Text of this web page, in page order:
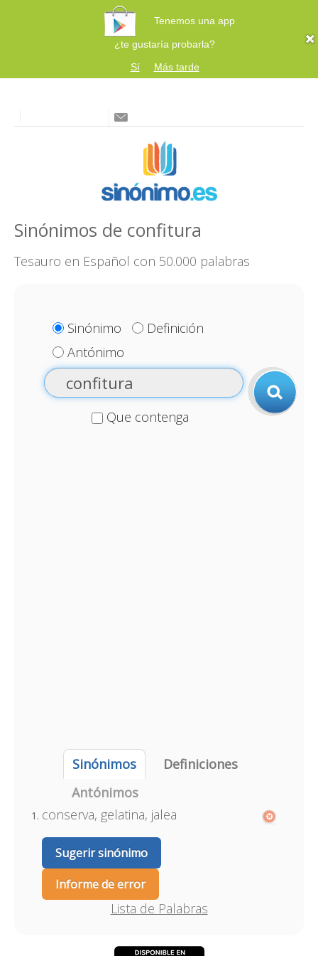
Tenemos una app
¿te gustaría probarla?
Sí
Más tarde
Sinónimos de confitura
Tesauro en Español con 50.000 palabras
Sinónimo
Definición
Antónimo
Que contenga
Sinónimos
Definiciones
Antónimos
conserva, gelatina, jalea
Sugerir sinónimo
Informe de error
Lista de Palabras